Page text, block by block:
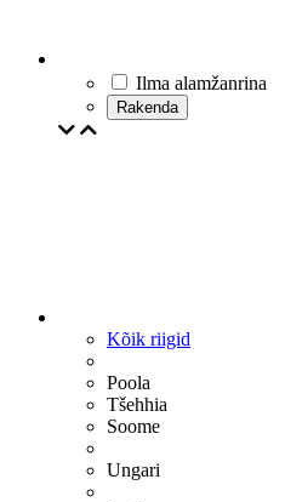
Ilma alamžanrina
Rakenda
Kõik riigid
Poola
Tšehhia
Soome
Ungari